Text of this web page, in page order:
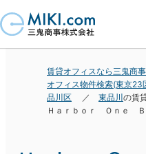
賃貸オフィスなら三鬼商事
オフィス物件検索(東京23
品川区
東品川 の賃
Ｈａｒｂｏｒ Ｏｎｅ Ｂ